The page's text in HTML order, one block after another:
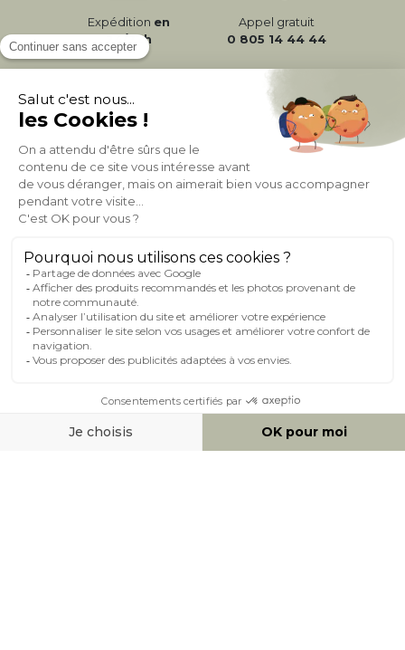
Expédition en
24/72h
Appel gratuit
0 805 14 44 44
À PROPOS DE MILIBOO
AIDE & CONTACT